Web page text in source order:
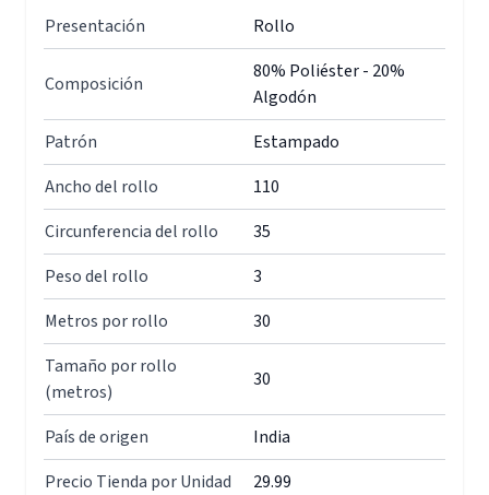
Presentación Rollo
Composición
80% Poliéster - 20%
Algodón
Patrón
Estampado
Ancho del rollo
110
Circunferencia del rollo
35
Peso del rollo
3
Metros por rollo
30
Tamaño por rollo
(metros)
30
País de origen
India
Precio Tienda por Unidad
29.99